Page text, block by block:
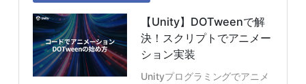
【Unity】DOTweenで解
決！スクリプトでアニメー
ション実装
Unityプログラミングでアニメ